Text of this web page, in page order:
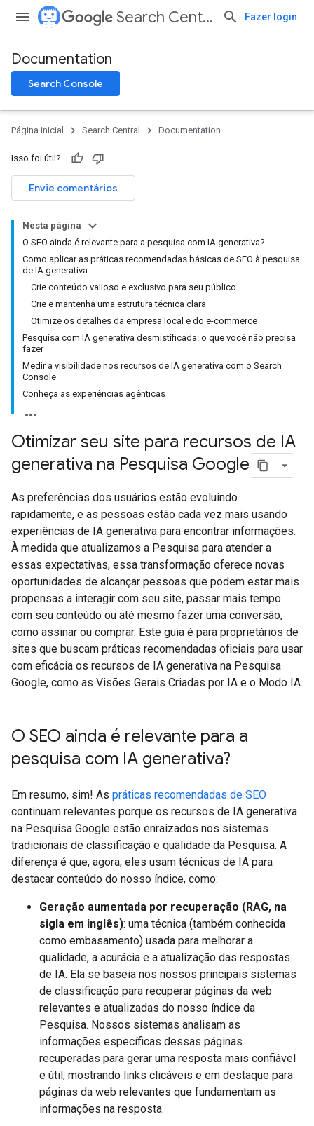
Search Central Fazer login
Documentation
Search Console
Página inicial Search Central Documentation
Isso foi útil?
Envie comentários
Nesta página
O SEO ainda é relevante para a pesquisa com IA generativa?
Como aplicar as práticas recomendadas básicas de SEO à pesquisa
de IA generativa
Crie conteúdo valioso e exclusivo para seu público
Crie e mantenha uma estrutura técnica clara
Otimize os detalhes da empresa local e do e-commerce
Pesquisa com IA generativa desmistificada: o que você não precisa
fazer
Medir a visibilidade nos recursos de IA generativa com o Search
Console
Conheça as experiências agênticas
Otimizar seu site para recursos de IA
generativa na Pesquisa Google
As preferências dos usuários estão evoluindo
rapidamente, e as pessoas estão cada vez mais usando
experiências de IA generativa para encontrar informações.
À medida que atualizamos a Pesquisa para atender a
essas expectativas, essa transformação oferece novas
oportunidades de alcançar pessoas que podem estar mais
propensas a interagir com seu site, passar mais tempo
com seu conteúdo ou até mesmo fazer uma conversão,
como assinar ou comprar. Este guia é para proprietários de
sites que buscam práticas recomendadas oficiais para usar
com eficácia os recursos de IA generativa na Pesquisa
Google, como as Visões Gerais Criadas por IA e o Modo IA.
O SEO ainda é relevante para a
pesquisa com IA generativa?
Em resumo, sim! As práticas recomendadas de SEO
continuam relevantes porque os recursos de IA generativa
na Pesquisa Google estão enraizados nos sistemas
tradicionais de classificação e qualidade da Pesquisa. A
diferença é que, agora, eles usam técnicas de IA para
destacar conteúdo do nosso índice, como:
Geração aumentada por recuperação (RAG, na
sigla em inglês): uma técnica (também conhecida
como embasamento) usada para melhorar a
qualidade, a acurácia e a atualização das respostas
de IA. Ela se baseia nos nossos principais sistemas
de classificação para recuperar páginas da web
relevantes e atualizadas do nosso índice da
Pesquisa. Nossos sistemas analisam as
informações específicas dessas páginas
recuperadas para gerar uma resposta mais confiável
e útil, mostrando links clicáveis e em destaque para
páginas da web relevantes que fundamentam as
informações na resposta.